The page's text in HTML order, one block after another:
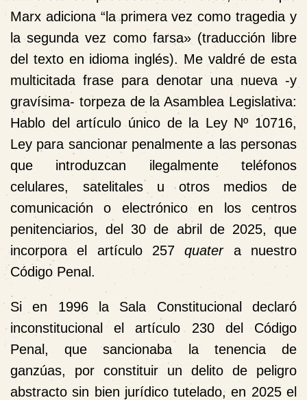
Marx adiciona “la primera vez como tragedia y
la segunda vez como farsa» (traducción libre
del texto en idioma inglés). Me valdré de esta
multicitada frase para denotar una nueva -y
gravísima- torpeza de la Asamblea Legislativa:
Hablo del artículo único de la Ley Nº 10716,
Ley para sancionar penalmente a las personas
que introduzcan ilegalmente teléfonos
celulares, satelitales u otros medios de
comunicación o electrónico en los centros
penitenciarios, del 30 de abril de 2025, que
incorpora el artículo 257quatera nuestro
Código Penal.
Si en 1996 la Sala Constitucional declaró
inconstitucional el artículo 230 del Código
Penal, que sancionaba la tenencia de
ganzúas, por constituir un delito de peligro
abstracto sin bien jurídico tutelado, en 2025 el